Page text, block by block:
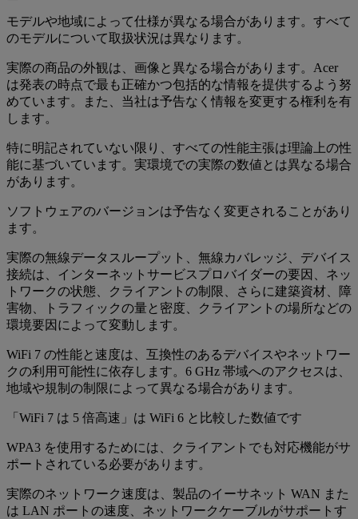
モデルや地域によって仕様が異なる場合があります。すべて
のモデルについて取扱状況は異なります。
実際の商品の外観は、画像と異なる場合があります。Acer
は発表の時点で最も正確かつ包括的な情報を提供するよう努
めています。また、当社は予告なく情報を変更する権利を有
します。
特に明記されていない限り、すべての性能主張は理論上の性
能に基づいています。実環境での実際の数値とは異なる場合
があります。
ソフトウェアのバージョンは予告なく変更されることがあり
ます。
実際の無線データスループット、無線カバレッジ、デバイス
接続は、インターネットサービスプロバイダーの要因、ネッ
トワークの状態、クライアントの制限、さらに建築資材、障
害物、トラフィックの量と密度、クライアントの場所などの
環境要因によって変動します。
WiFi 7 の性能と速度は、互換性のあるデバイスやネットワー
クの利用可能性に依存します。6 GHz 帯域へのアクセスは、
地域や規制の制限によって異なる場合があります。
「WiFi 7 は 5 倍高速」は WiFi 6 と比較した数値です
WPA3 を使用するためには、クライアントでも対応機能がサ
ポートされている必要があります。
実際のネットワーク速度は、製品のイーサネット WAN また
は LAN ポートの速度、ネットワークケーブルがサポートす